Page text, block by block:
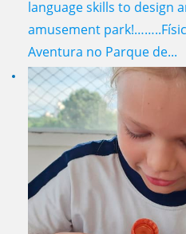
language skills to design
amusement
Aventura no Parque de...